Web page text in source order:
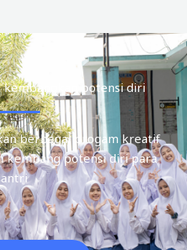
potensi diri
berbagai progam kreatif
kembang potensi diri para